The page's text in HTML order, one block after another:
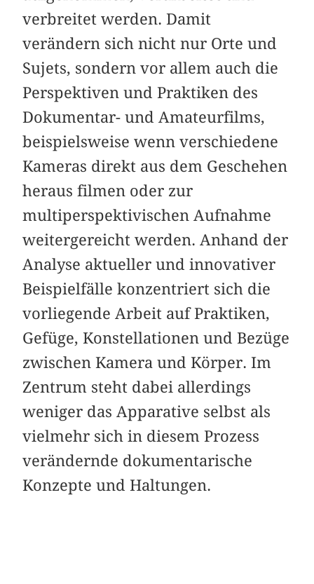
verbreitet werden. Damit
verändern sich nicht nur Orte und
Sujets, sondern vor allem auch die
Perspektiven und Praktiken des
Dokumentar- und Amateurfilms,
beispielsweise wenn verschiedene
Kameras direkt aus dem Geschehen
heraus filmen oder zur
multiperspektivischen Aufnahme
weitergereicht werden. Anhand der
Analyse aktueller und innovativer
Beispielfälle konzentriert sich die
vorliegende Arbeit auf Praktiken,
Gefüge, Konstellationen und Bezüge
zwischen Kamera und Körper. Im
Zentrum steht dabei allerdings
weniger das Apparative selbst als
vielmehr sich in diesem Prozess
verändernde dokumentarische
Konzepte und Haltungen.